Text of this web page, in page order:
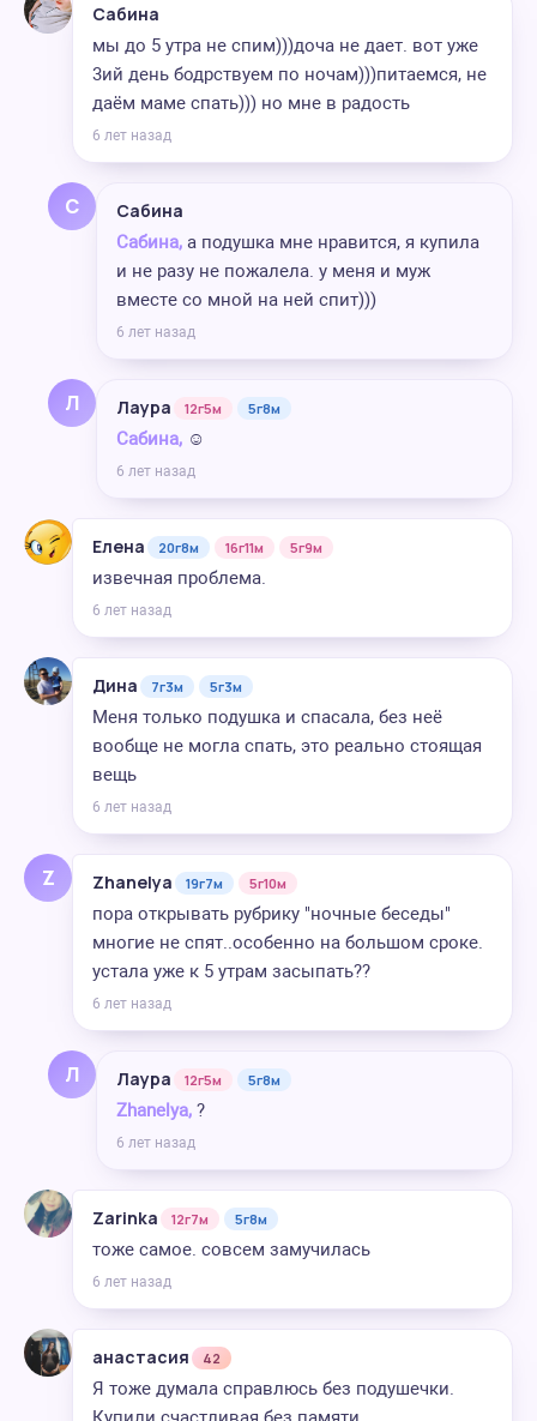
Сабина
мы до 5 утра не спим)))доча не дает. вот уже
3ий день бодрствуем по ночам)))питаемся, не
даём маме спать))) но мне в радость
6 лет назад
С Сабина
Сабина, а подушка мне нравится, я купила
и не разу не пожалела. у меня и муж
вместе со мной на ней спит)))
6 лет назад
Л Лаура 12г5м 5г8м
Сабина, ☺️
6 лет назад
Елена 20г8м 16г11м 5г9м
извечная проблема.
6 лет назад
Дина 7г3м 5г3м
Меня только подушка и спасала, без неё
вообще не могла спать, это реально стоящая
вещь
6 лет назад
Z Zhanelya 19г7м 5г10м
пора открывать рубрику "ночные беседы"
многие не спят..особенно на большом сроке.
устала уже к 5 утрам засыпать??
6 лет назад
Л Лаура 12г5м 5г8м
Zhanelya, ?
6 лет назад
Zarinka 12г7м 5г8м
тоже самое. совсем замучилась
6 лет назад
анастасия 42
Я тоже думала справлюсь без подушечки.